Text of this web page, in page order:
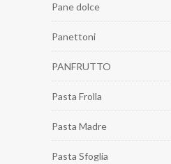
Pane dolce
Panettoni
PANFRUTTO
Pasta Frolla
Pasta Madre
Pasta Sfoglia